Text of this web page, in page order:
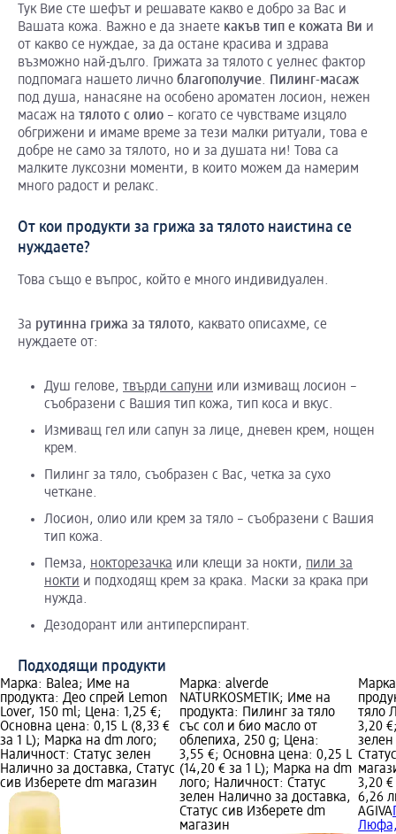
Тук Вие сте шефът и решавате какво е добро за Вас и
Вашата кожа. Важно е да знаете какъв тип е кожата Ви и
от какво се нуждае, за да остане красива и здрава
възможно най-дълго. Грижата за тялото с уелнес фактор
подпомага нашето лично благополучие.
Пилинг-масаж
под душа, нанасяне на особено ароматен лосион, нежен
масаж на тялото с олио – когато се чувстваме изцяло
обгрижени и имаме време за тези малки ритуали, това е
добре не само за тялото, но и за душата ни! Това са
малките луксозни моменти, в които можем да намерим
много радост и релакс.
От кои продукти за грижа за тялото наистина се
нуждаете?
Това също е въпрос, който е много индивидуален.
За рутинна грижа за тялото, каквато описахме, се
нуждаете от:
Душ гелове, твърди сапуни или измиващ лосион –
съобразени с Вашия тип кожа, тип коса и вкус.
Измиващ гел или сапун за лице, дневен крем, нощен
крем.
Пилинг за тяло, съобразен с Вас, четка за сухо
четкане.
Лосион, олио или крем за тяло – съобразени с Вашия
тип кожа.
Пемза, нокторезачка или клещи за нокти, пили за
нокти и подходящ крем за крака. Маски за крака при
нужда.
Дезодорант или антиперспирант.
Подходящи продукти
Марка: Balea; Име на
продукта: Део спрей Lemon
Lover, 150 ml; Цена: 1,25 €;
Основна цена: 0,15 L (8,33 €
за 1 L); Марка на dm лого;
Наличност: Статус зелен
Налично за доставка, Статус
сив Изберете dm магазин
Марка: alverde
NATURKOSMETIK; Име на
продукта: Пилинг за тяло
със сол и био масло от
облепиха, 250 g; Цена:
3,55 €; Основна цена: 0,25 L
(14,20 € за 1 L); Марка на dm
лого; Наличност: Статус
зелен Налично за доставка,
Статус сив Изберете dm
магазин
тяло
3,20
3,20 €
6,26
AGIVA
Люфа,